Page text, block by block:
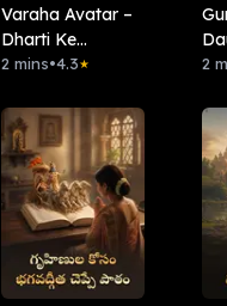
Varaha Avatar –
Dharti Ke
Rakshak
2 mins•4.3★ 2